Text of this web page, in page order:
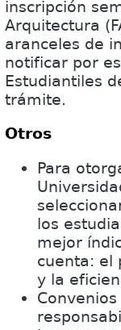
inscripción
Arquitectura
aranceles de
notificar por
Estudiantiles
trámite.
Otros
Para
los
mejor
cuenta: el
y la